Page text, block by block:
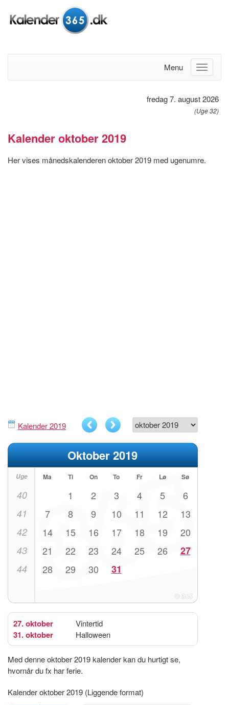
Menu
fredag 7. august 2026
(Uge 32)
Kalender oktober 2019
Her vises månedskalenderen oktober 2019 med ugenumre.
Kalender 2019
Oktober 2019
Uge Ma Ti On To Fr Lø Sø
40 1 2 3 4 5 6
41 7 8 9 10 11 12 13
42 14 15 16 17 18 19 20
43 21 22 23 24 25 26 27
44 28 29 30 31
27. oktober Vintertid
31. oktober Halloween
Med denne oktober 2019 kalender kan du hurtigt se,
hvornår du fx har ferie.
Kalender oktober 2019 (Liggende format)